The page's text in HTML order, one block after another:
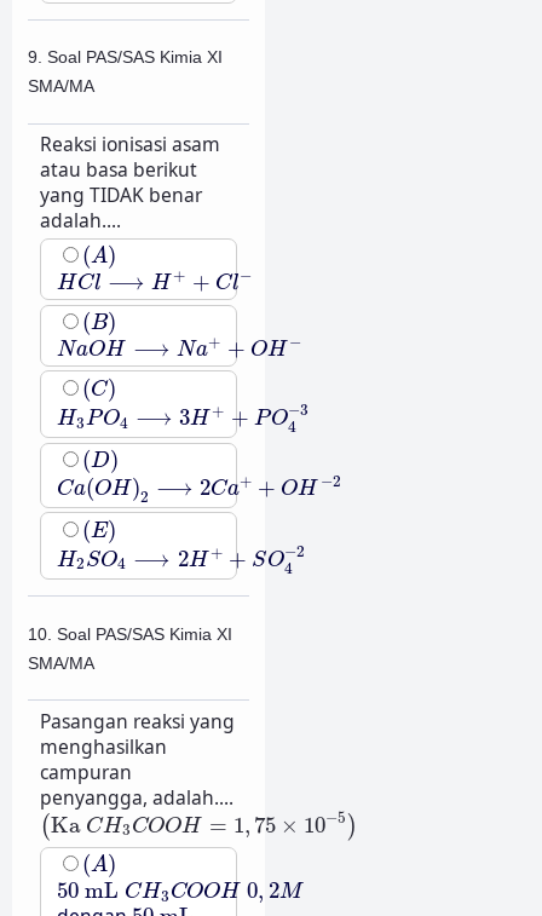
9. Soal PAS/SAS Kimia XI
SMA/MA
Reaksi ionisasi asam
atau basa berikut
yang TIDAK benar
adalah....
(A)
(A)
HCl ⟶ H + + Cl−
HCl⟶ H +Cl −
(B)
(B)
NaOH ⟶ Na+ + OH −
NaOH⟶ N a++O H −
(C)
(C)
H3PO4 ⟶ 3H + + PO−3
4
H3PO4 H++P O 4−3
(D)
(D)
Ca(OH)2 ⟶ 2Ca+ + OH −2
Ca (OH)2 2 Ca+ +O H −2
(E)
(E)
H2SO4 ⟶ 2H + + SO−2
4
H2SO4 H++S O 4−2
10. Soal PAS/SAS Kimia XI
SMA/MA
Pasangan reaksi yang
menghasilkan
campuran
penyangga, adalah....
(Ka CH3COOH = 1, 75 × 10−5 )
(Ka CH3COOH=1,75 ×10 −5)
(A)
(A)
50 mL CH3COOH 0, 2M
50 mL CH3COOH 0 2M
50mL